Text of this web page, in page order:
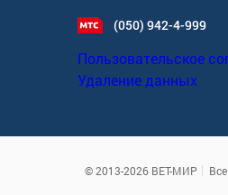
(050) 942-4-999
Пользовательское
Удаление данных
© 2013-2026 ВЕТ-МИР